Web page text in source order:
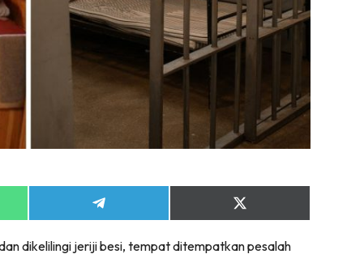
Share
on
Share
on
(Twitter)
dikelilingi jeriji besi, tempat ditempatkan pesalah